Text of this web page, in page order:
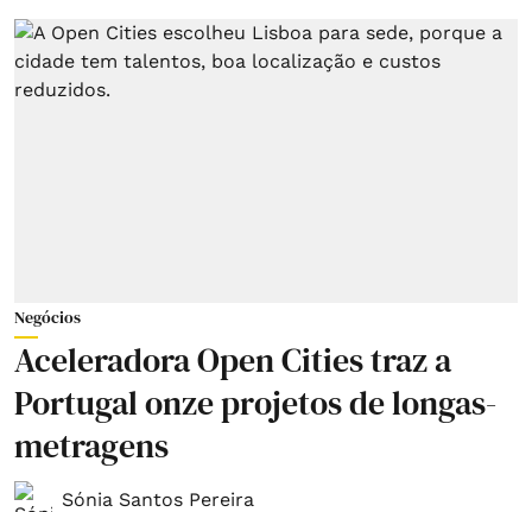
Negócios
Aceleradora Open Cities traz a
Portugal onze projetos de longas-
metragens
Sónia Santos Pereira